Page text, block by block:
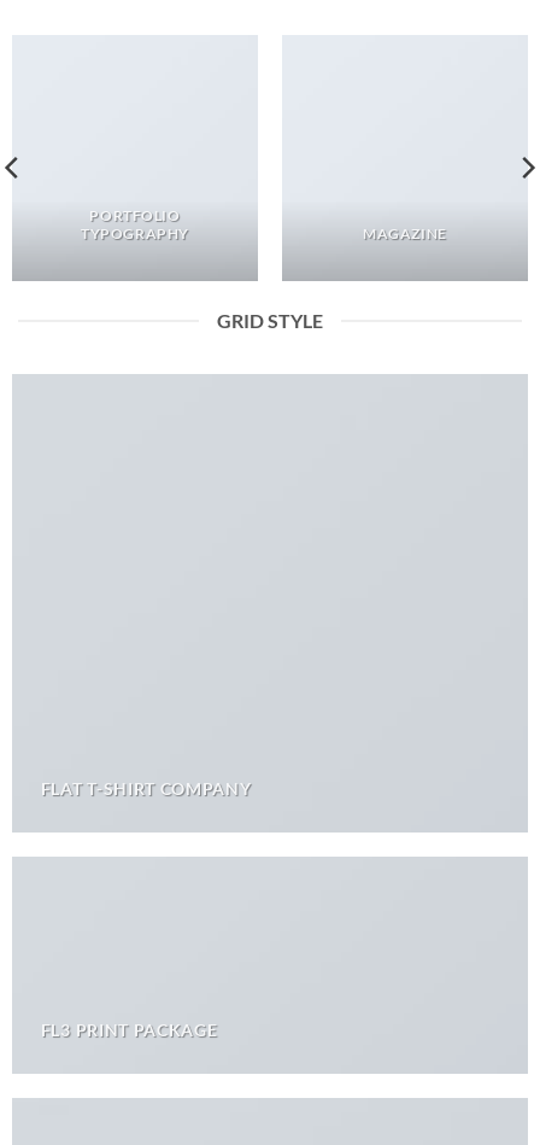
PORTFOLIO
TYPOGRAPHY
MAGAZINE
GRID STYLE
FLAT T-SHIRT COMPANY
FL3 PRINT PACKAGE